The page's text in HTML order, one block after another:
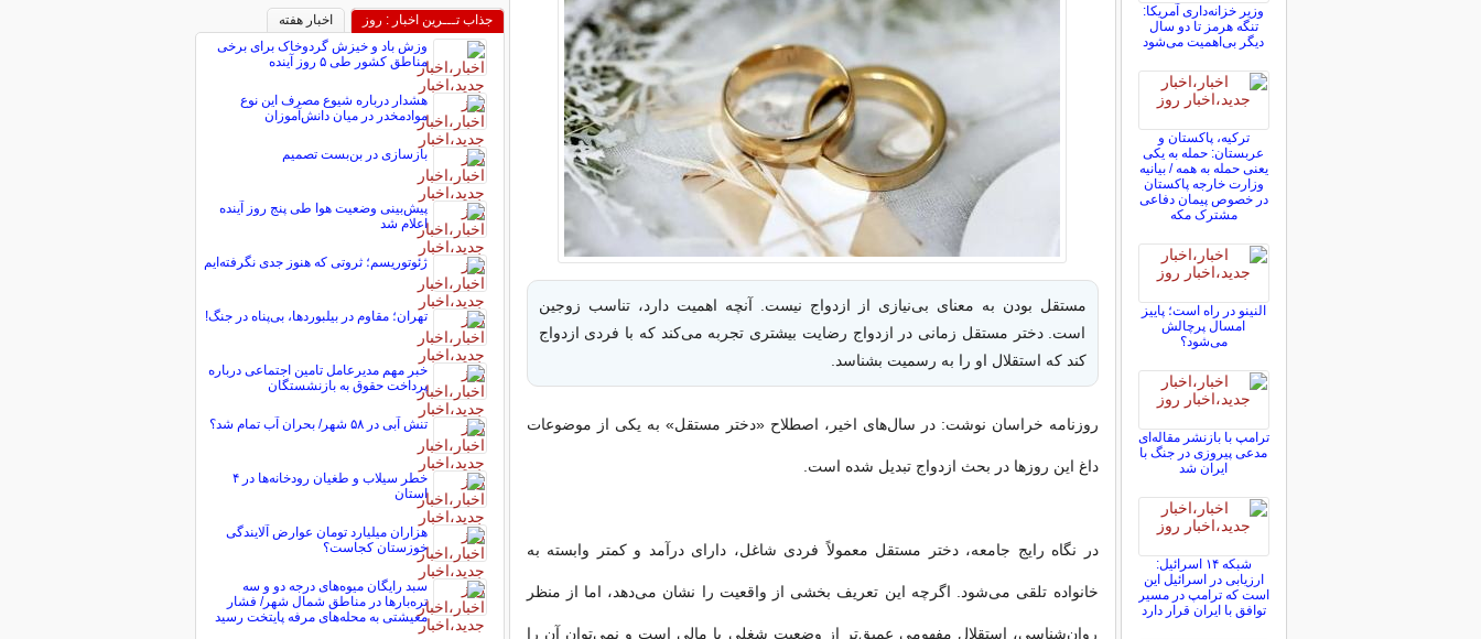
مستقل بودن به معنای بی‌نیازی از ازدواج نیست. آنچه اهمیت دارد، تناسب زوجین
است. دختر مستقل زمانی در ازدواج رضایت بیشتری تجربه می‌کند که با فردی ازدواج
کند که استقلال او را به رسمیت بشناسد.
روزنامه خراسان نوشت: در سال‌های اخیر، اصطلاح «دختر مستقل» به یکی از موضوعات
داغ این روزها در بحث‌ ازدواج تبدیل شده است.
در نگاه رایج جامعه، دختر مستقل معمولاً فردی شاغل، دارای درآمد و کمتر وابسته به
خانواده تلقی می‌شود. اگرچه این تعریف بخشی از واقعیت را نشان می‌دهد، اما از منظر
روان‌شناسی، استقلال مفهومی عمیق‌تر از وضعیت شغلی یا مالی است و نمی‌توان آن را
وزیر خزانه‌داری آمریکا:
تنگه هرمز تا دو سال
دیگر بی‌اهمیت می‌شود
ترکیه، پاکستان و
عربستان: حمله به یکی
یعنی حمله به همه / بیانیه
وزارت خارجه پاکستان
در خصوص پیمان دفاعی
مشترک مکه
النینو در راه است؛ پاییز
امسال پرچالش
می‌شود؟
ترامپ با بازنشر مقاله‌ای
مدعی پیروزی در جنگ با
ایران شد
شبکه ۱۴ اسرائیل:
ارزیابی در اسرائیل این
است که ترامپ در مسیر
توافق با ایران قرار دارد
جذاب تـــرین اخبار : روز
اخبار هفته
وزش باد و خیزش گردوخاک برای برخی
مناطق کشور طی ۵ روز آینده
هشدار درباره شیوع مصرف این نوع
موادمخدر در میان دانش‌آموزان
بازسازی در بن‌بست تصمیم
پیش‌بینی وضعیت هوا طی پنج روز آینده
اعلام شد
ژئوتوریسم؛ ثروتی که هنوز جدی نگرفته‌ایم
تهران؛ مقاوم در بیلبوردها، بی‌پناه در جنگ!
خبر مهم مدیرعامل تامین اجتماعی درباره
پرداخت حقوق به بازنشستگان
تنش آبی در ۵۸ شهر/ بحران آب تمام شد؟
خطر سیلاب و طغیان رودخانه‌ها در ۴
استان
هزاران میلیارد تومان عوارض آلایندگی
خوزستان کجاست؟
سبد رایگان میوه‌های درجه دو و سه
تره‌بارها در مناطق شمال شهر/ فشار
معیشتی به محله‌های مرفه پایتخت رسید